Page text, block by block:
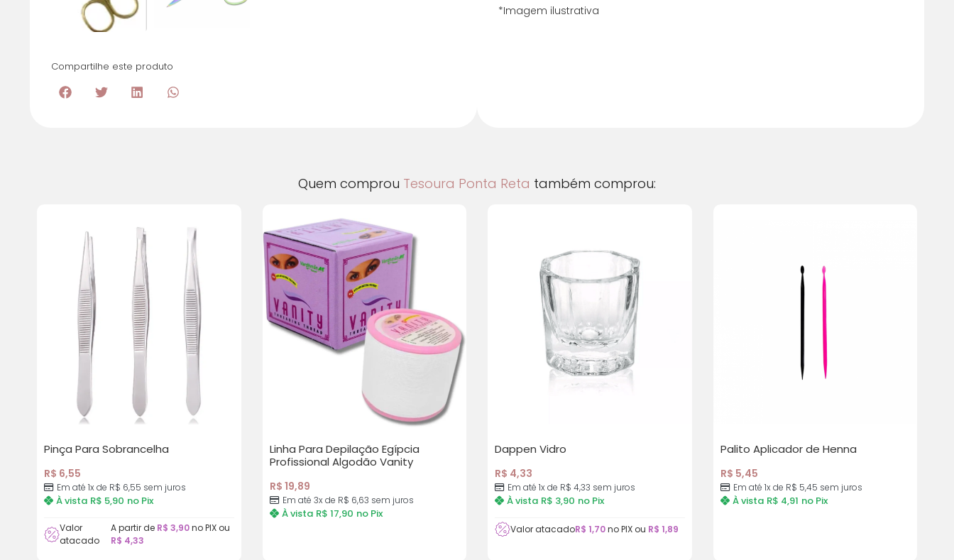
Compartilhe este produto
*Imagem ilustrativa
Quem comprou Tesoura Ponta Reta também comprou:
Pinça Para Sobrancelha
R$ 6,55
Em até 1x de R$ 6,55 sem juros
À vista R$ 5,90 no Pix
Valor
atacado
A partir de R$ 3,90no PIX ou
R$ 4,33
Linha Para Depilação Egípcia
Profissional Algodão Vanity
R$ 19,89
Em até 3x de R$ 6,63 sem juros
À vista R$ 17,90 no Pix
Dappen Vidro
R$ 4,33
Em até 1x de R$ 4,33 sem juros
À vista R$ 3,90 no Pix
Valor atacadoR$ 1,70no PIX ou R$ 1,89
Palito Aplicador de Henna
R$ 5,45
Em até 1x de R$ 5,45 sem juros
À vista R$ 4,91 no Pix